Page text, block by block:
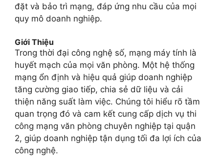
đặt và bảo trì mạng, đáp ứng nhu cầu của mọi
quy mô doanh nghiệp.
Giới Thiệu
Trong thời đại công nghệ số, mạng máy tính là
huyết mạch của mọi văn phòng. Một hệ thống
mạng ổn định và hiệu quả giúp doanh nghiệp
tăng cường giao tiếp, chia sẻ dữ liệu và cải
thiện năng suất làm việc. Chúng tôi hiểu rõ tầm
quan trọng đó và cam kết cung cấp dịch vụ thi
công mạng văn phòng chuyên nghiệp tại quận
2, giúp doanh nghiệp tận dụng tối đa lợi ích của
công nghệ.